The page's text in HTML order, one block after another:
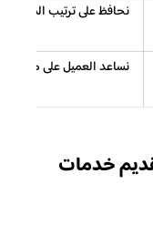
نحافظ على ترتيب المكان
نساعد العميل على معرفة
خدمات